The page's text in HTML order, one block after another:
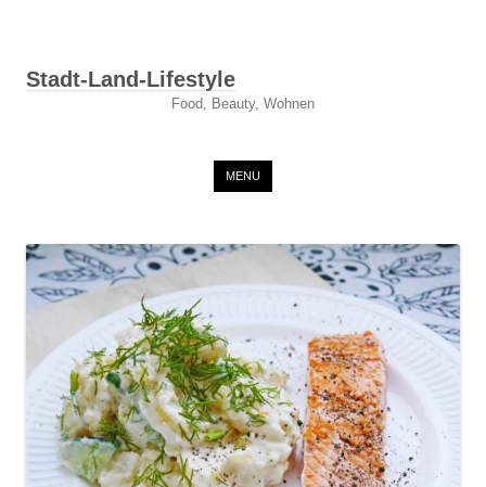
Stadt-Land-Lifestyle
Food, Beauty, Wohnen
MENU